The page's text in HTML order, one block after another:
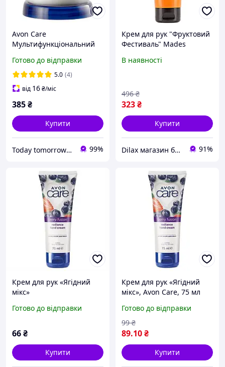
Avon Care
Мультифункціональний
тіла «Ягідний мікс» 400 мл
Готово до відправки
5.0 (4)
від 16₴/міс
385₴
Купити
Today tomorrow always Avon 99%
Крем для рук "Фруктовий
Фестиваль" Mades
Festival Hand Cream
В наявності
323₴
496 ₴
Купити
Dilax магазин брендових дитячих іграшок та товарів для батьків. 91%
Крем для рук «Ягідний
мікс»
Готово до відправки
66₴
Купити
Крем для рук «Ягідний
мікс», Avon Care, 75 мл
Готово до відправки
89.10₴
99 ₴
Купити